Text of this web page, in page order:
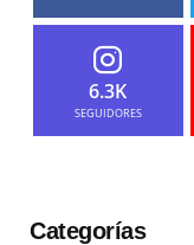
6.3K
SEGUIDORES
Categorías